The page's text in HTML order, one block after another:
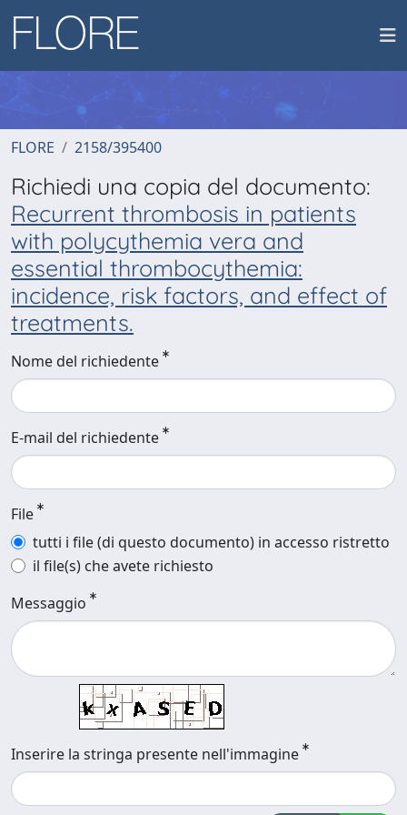
FLORE 2158/395400
Richiedi una copia del documento:
Recurrent thrombosis in patients
with polycythemia vera and
essential thrombocythemia:
incidence, risk factors, and effect of
treatments.
Nome del richiedente
E-mail del richiedente
File
tutti i file (di questo documento) in accesso ristretto
il file(s) che avete richiesto
Messaggio
Inserire la stringa presente nell'immagine